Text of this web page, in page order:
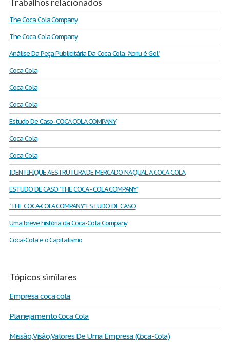
The Coca Cola Company
The Coca Cola Company
Análise Da Peça Publicitária Da Coca Cola: "Abriu é Gol"
Coca Cola
Coca Cola
Coca Cola
Estudo De Caso- COCA COLA COMPANY
Coca Cola
Coca Cola
IDENTIFIQUE A ESTRUTURA DE MERCADO NA QUAL A COCA-COLA
ESTUDO DE CASO "THE COCA - COLA COMPANY"
"THE COCA-COLA COMPANY" ESTUDO DE CASO
Uma breve história da Coca-Cola Company
Coca-Cola e o Capitalismo
Tópicos similares
Empresa coca cola
Planejamento Coca Cola
Missão,Visão,Valores De Uma Empresa (Coca-Cola)